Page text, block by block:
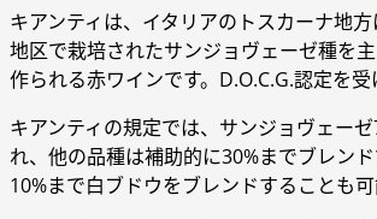
キアンティは、イタリアのトスカーナ地
地区で栽培されたサンジョヴェーゼ種を
作られる赤ワインです。D.O.C.G.認定を受
キアンティの規定では、サンジョヴェー
れ、他の品種は補助的に30%までブレンド
10%まで白ブドウをブレンドすることも可